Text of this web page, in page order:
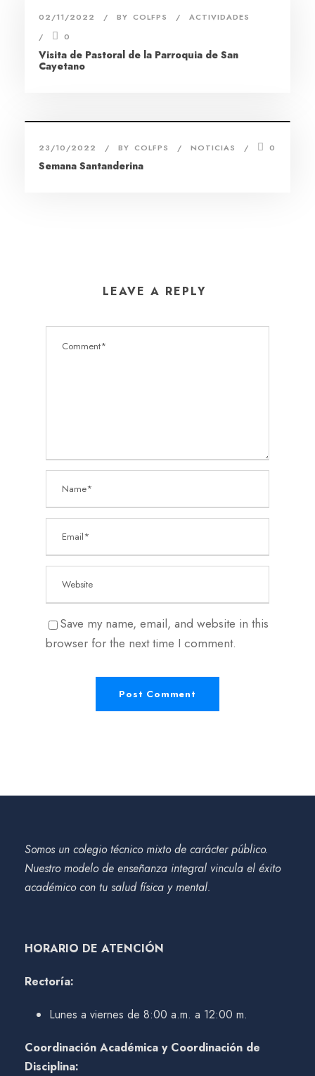
02/11/2022 BY COLFPS
ACTIVIDADES
0
Visita de Pastoral de la Parroquia de San
Cayetano
23/10/2022 BY COLFPS NOTICIAS 0
Semana Santanderina
LEAVE A REPLY
Save my name, email, and website in this
browser for the next time I comment.
Somos un colegio técnico mixto de carácter público.
Nuestro modelo de enseñanza integral vincula el éxito
académico con tu salud física y mental.
HORARIO DE ATENCIÓN
Rectoría:
Lunes a viernes de 8:00 a.m. a 12:00 m.
Coordinación Académica y Coordinación de
Disciplina: